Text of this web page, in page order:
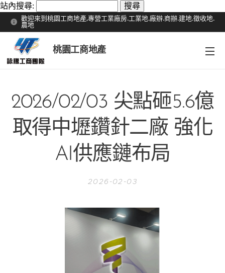
站內搜尋:
歡迎來到桃園工商地產,專營工業廠房.工業地.廠辦.商辦.建地.徵收地.
農地
桃園工商地產
2026/02/03 尖點砸5.6億
取得中壢鑽針二廠 強化
AI供應鏈布局
2026-02-03